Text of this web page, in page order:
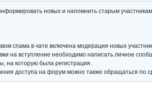
новых и напомнить старым
спама в чате включена модерация новых
на вступление необходимо написать личное
на которую была регистрация.
доступа на форум можно также обращаться по